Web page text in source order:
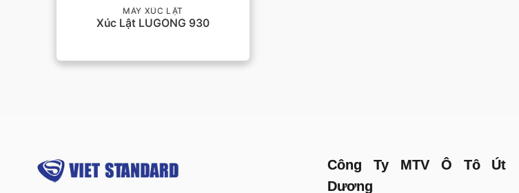
MÁY XÚC LẬT
Xúc Lật LUGONG 930
Công Ty MTV Ô Tô Út
Dương